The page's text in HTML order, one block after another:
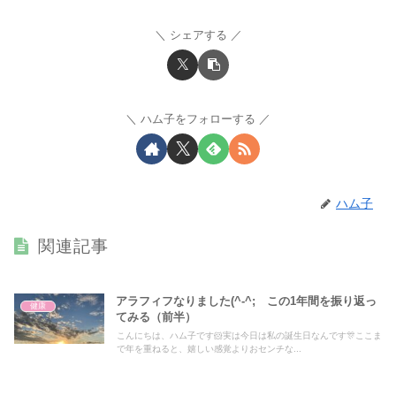
シェアする
ハム子をフォローする
ハム子
関連記事
健康
アラフィフなりました(^-^; この1年間を振り返っ
てみる（前半）
こんにちは、ハム子です🐹実は今日は私の誕生日なんです🎊ここま
で年を重ねると、嬉しい感覚よりおセンチな...